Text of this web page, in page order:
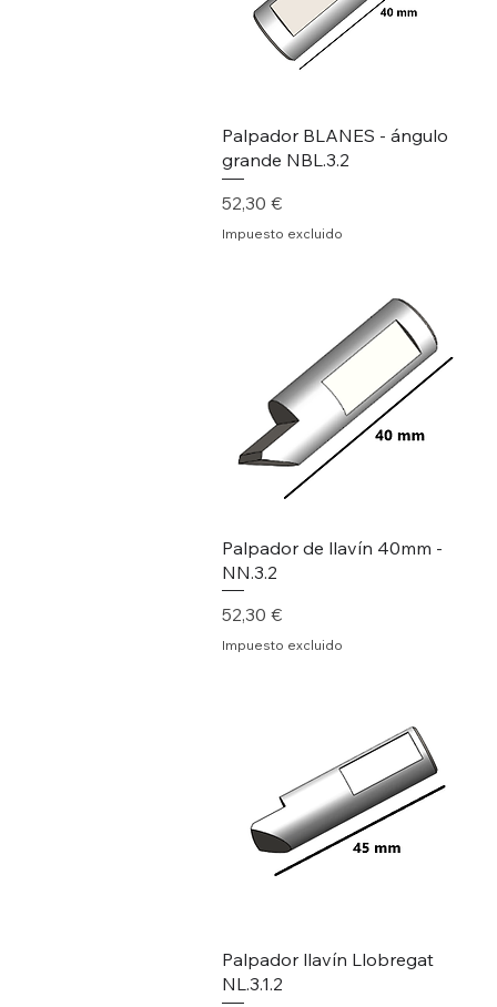
Palpador BLANES - ángulo
grande NBL.3.2
Precio
52,30 €
Impuesto excluido
Palpador de llavín 40mm -
NN.3.2
Precio
52,30 €
Impuesto excluido
Palpador llavín Llobregat
NL.3.1.2